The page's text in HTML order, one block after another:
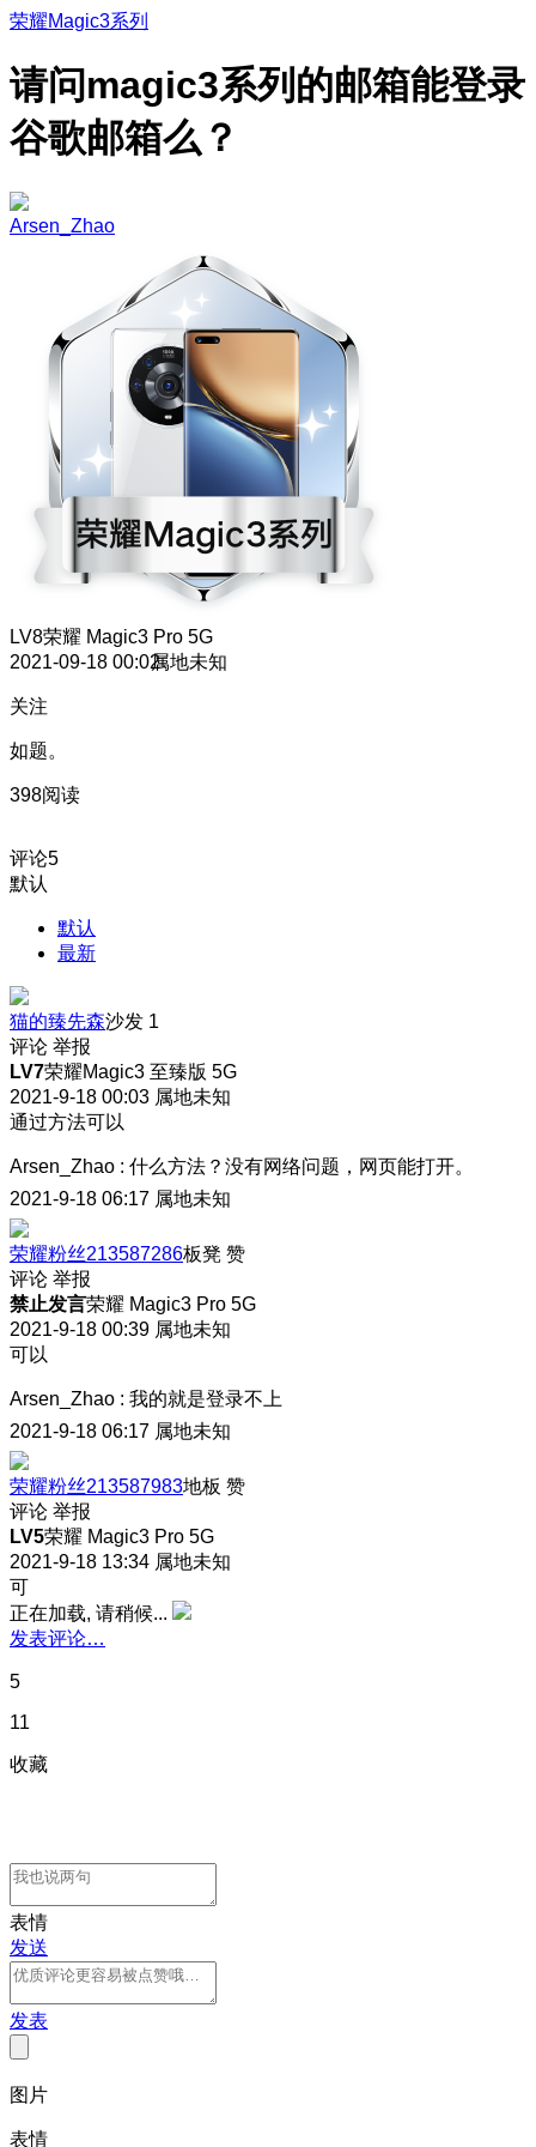
荣耀Magic3系列
请问magic3系列的邮箱能登录
谷歌邮箱么？
Arsen_Zhao
LV8荣耀 Magic3 Pro 5G
2021-09-18 00:02属地未知
关注
如题。
398阅读
评论5
默认
默认
最新
猫的臻先森沙发 1
评论 举报
LV7荣耀Magic3 至臻版 5G
2021-9-18 00:03 属地未知
通过方法可以
Arsen_Zhao : 什么方法？没有网络问题，网页能打开。
2021-9-18 06:17 属地未知
荣耀粉丝213587286板凳 赞
评论 举报
禁止发言荣耀 Magic3 Pro 5G
2021-9-18 00:39 属地未知
可以
Arsen_Zhao : 我的就是登录不上
2021-9-18 06:17 属地未知
荣耀粉丝213587983地板 赞
评论 举报
LV5荣耀 Magic3 Pro 5G
2021-9-18 13:34 属地未知
可
正在加载, 请稍候...
发表评论…
5
11
收藏
表情
发送
发表
图片
表情